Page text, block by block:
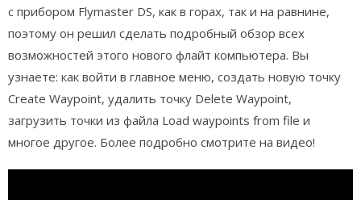
с прибором Flymaster DS, как в горах, так и на равнине,
поэтому он решил сделать подробный обзор всех
возможностей этого нового флайт компьютера. Вы
узнаете: как войти в главное меню, создать новую точку
Create Waypoint, удалить точку Delete Waypoint,
загрузить точки из файла Load waypoints from file и
многое другое. Более подробно смотрите на видео!